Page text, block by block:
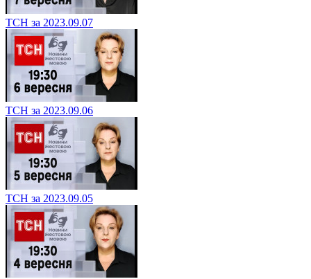
ТСН за 2023.09.07
ТСН за 2023.09.06
ТСН за 2023.09.05